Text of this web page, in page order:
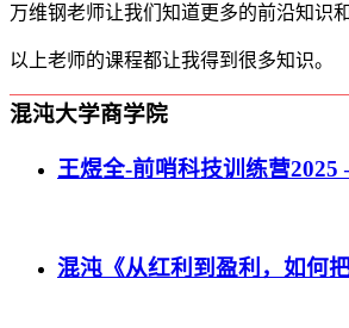
万维钢老师让我们知道更多的前沿知识
以上老师的课程都让我得到很多知识。
混沌大学商学院
王煜全-前哨科技训练营2025
混沌《从红利到盈利，如何